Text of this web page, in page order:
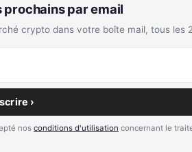
prochains par email
crypto dans votre boîte mail, tous les
›
nos conditions d'utilisation concernant le